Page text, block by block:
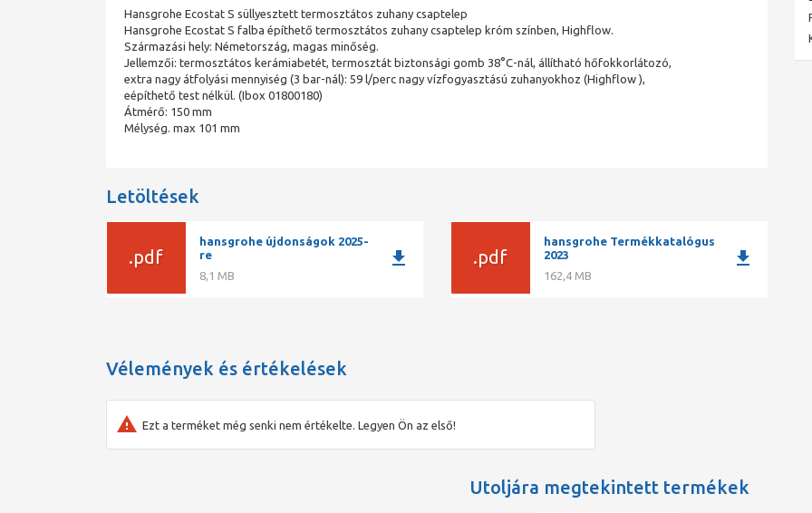
Hansgrohe Ecostat S süllyesztett termosztátos zuhany csaptelep
Hansgrohe Ecostat S falba építhető termosztátos zuhany csaptelep króm színben, Highflow.
Származási hely: Németország, magas minőség.
Jellemzői: termosztátos kerámiabetét, termosztát biztonsági gomb 38°C-nál, állítható hőfokkorlátozó,
extra nagy átfolyási mennyiség (3 bar-nál): 59 l/perc nagy vízfogyasztású zuhanyokhoz (Highflow ),
eépíthető test nélkül. (Ibox 01800180)
Átmérő: 150 mm
Mélység. max 101 mm
Letöltések
.pdf
hansgrohe újdonságok 2025-
re
8,1 MB
download .pdf
hansgrohe Termékkatalógus
2023
162,4 MB
download
Vélemények és értékelések
Ezt a terméket még senki nem értékelte. Legyen Ön az első!
Utoljára megtekintett termékek